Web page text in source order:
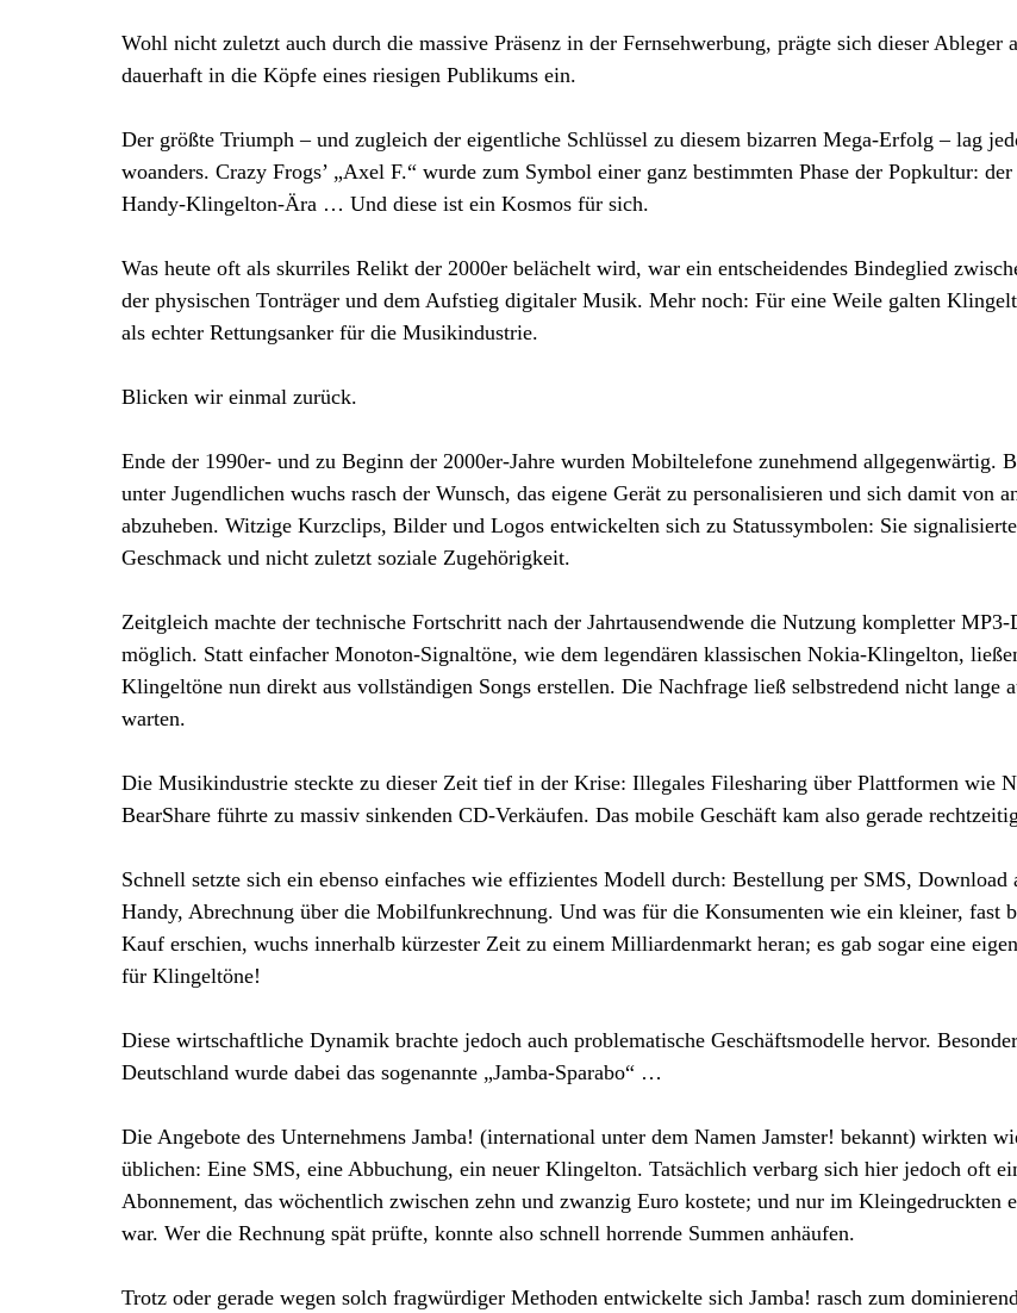
Wohl nicht zuletzt auch durch die massive Präsenz in der Fernsehwerbung, prägte sich dieser Ableger
dauerhaft in die Köpfe eines riesigen Publikums ein.
Der größte Triumph – und zugleich der eigentliche Schlüssel zu diesem bizarren Mega-Erfolg – lag
woanders. Crazy Frogs’ „Axel F.“ wurde zum Symbol einer ganz bestimmten Phase der Popkultur:
Handy-Klingelton-Ära … Und diese ist ein Kosmos für sich.
Was heute oft als skurriles Relikt der 2000er belächelt wird, war ein entscheidendes Bindeglied
der physischen Tonträger und dem Aufstieg digitaler Musik. Mehr noch: Für eine Weile galten
als echter Rettungsanker für die Musikindustrie.
Blicken wir einmal zurück.
Ende der 1990er- und zu Beginn der 2000er-Jahre wurden Mobiltelefone zunehmend allgegenwärtig.
unter Jugendlichen wuchs rasch der Wunsch, das eigene Gerät zu personalisieren und sich damit von
abzuheben. Witzige Kurzclips, Bilder und Logos entwickelten sich zu Statussymbolen: Sie
Geschmack und nicht zuletzt soziale Zugehörigkeit.
Zeitgleich machte der technische Fortschritt nach der Jahrtausendwende die Nutzung kompletter MP3-
möglich. Statt einfacher Monoton-Signaltöne, wie dem legendären klassischen Nokia-Klingelton,
Klingeltöne nun direkt aus vollständigen Songs erstellen. Die Nachfrage ließ selbstredend nicht lange
warten.
Die Musikindustrie steckte zu dieser Zeit tief in der Krise: Illegales Filesharing über Plattformen wie
BearShare führte zu massiv sinkenden CD-Verkäufen. Das mobile Geschäft kam also gerade
Schnell setzte sich ein ebenso einfaches wie effizientes Modell durch: Bestellung per SMS, Download
Handy, Abrechnung über die Mobilfunkrechnung. Und was für die Konsumenten wie ein kleiner, fast
Kauf erschien, wuchs innerhalb kürzester Zeit zu einem Milliardenmarkt heran; es gab sogar eine
für Klingeltöne!
Diese wirtschaftliche Dynamik brachte jedoch auch problematische Geschäftsmodelle hervor.
Deutschland wurde dabei das sogenannte „Jamba-Sparabo“ …
Die Angebote des Unternehmens Jamba! (international unter dem Namen Jamster! bekannt) wirkten
üblichen: Eine SMS, eine Abbuchung, ein neuer Klingelton. Tatsächlich verbarg sich hier jedoch oft
Abonnement, das wöchentlich zwischen zehn und zwanzig Euro kostete; und nur im Kleingedruckten
war. Wer die Rechnung spät prüfte, konnte also schnell horrende Summen anhäufen.
Trotz oder gerade wegen solch fragwürdiger Methoden entwickelte sich Jamba! rasch zum